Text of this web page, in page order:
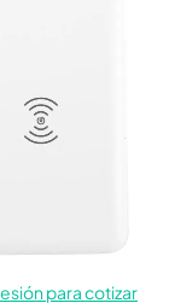
para cotizar